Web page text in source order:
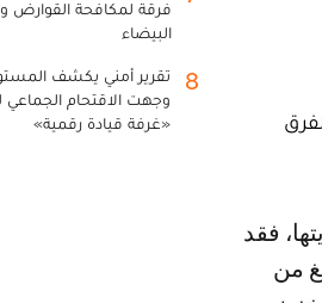
من
فرقة لمكافحة القوارض
البيضاء
8
تقرير أمني يكشف
وجهت الاقتحام الجماعي
«غرفة قيادة رقمية»